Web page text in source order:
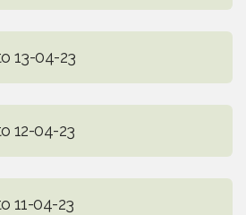
13-04-23
12-04-23
11-04-23